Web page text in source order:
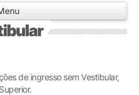
se
de ingresso sem Vestibular,